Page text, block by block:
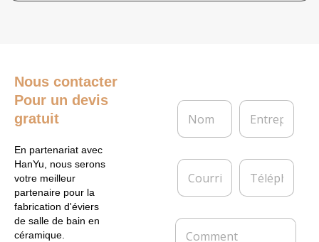
Nous contacter
Pour un devis
gratuit
En partenariat avec
HanYu, nous serons
votre meilleur
partenaire pour la
fabrication d'éviers
de salle de bain en
céramique.
N
m
E
t
e
C
u
r
T
l
p
M